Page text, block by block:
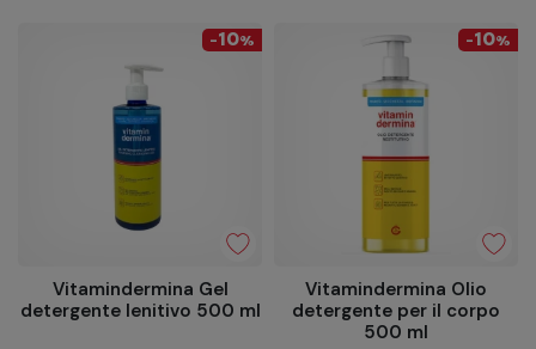
-10%
Vitamindermina Gel
detergente lenitivo 500 ml
-10%
Vitamindermina Olio
detergente per il corpo
500 ml